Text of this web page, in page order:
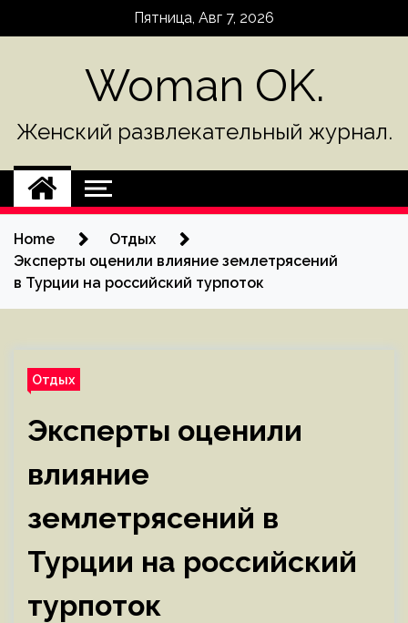
Пятница, Авг 7, 2026
Woman OK.
Женский развлекательный журнал.
Home
Отдых
Эксперты оценили влияние землетрясений
в Турции на российский турпоток
Отдых
Эксперты оценили
влияние
землетрясений в
Турции на российский
турпоток